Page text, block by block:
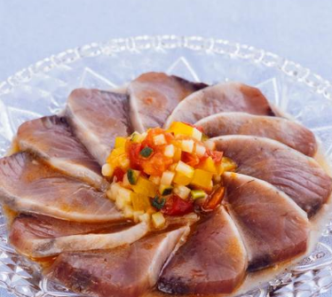
介護食
栄養・健康ケア商品
スキンケア用品
しみコンテンツ
キユーピー３分
クッキング
採用情報